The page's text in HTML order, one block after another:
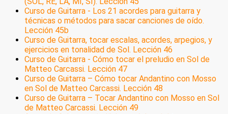
Curso de Guitarra - Los 21 acordes para guitarra y
técnicas o métodos para sacar canciones de oído.
Lección 45b
Curso de Guitarra, tocar escalas, acordes, arpegios, y
ejercicios en tonalidad de Sol. Lección 46
Curso de Guitarra - Cómo tocar el preludio en Sol de
Matteo Carcassi. Lección 47
Curso de Guitarra – Cómo tocar Andantino con Mosso
en Sol de Matteo Carcassi. Lección 48
Curso de Guitarra – Tocar Andantino con Mosso en Sol
de Matteo Carcassi. Lección 49